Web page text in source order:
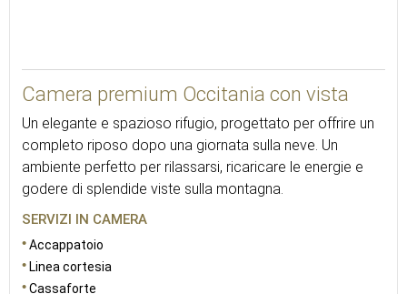
Camera premium Occitania con vista
Un elegante e spazioso rifugio, progettato per offrire un
completo riposo dopo una giornata sulla neve. Un
ambiente perfetto per rilassarsi, ricaricare le energie e
godere di splendide viste sulla montagna.
SERVIZI IN CAMERA
Accappatoio
Linea cortesia
Cassaforte